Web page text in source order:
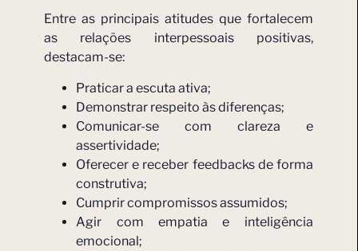
Entre as principais atitudes que fortalecem
as relações interpessoais positivas,
destacam-se:
Praticar a escuta ativa;
Demonstrar respeito às diferenças;
Comunicar-se com clareza e
assertividade;
Oferecer e receber feedbacks de forma
construtiva;
Cumprir compromissos assumidos;
Agir com empatia e inteligência
emocional;